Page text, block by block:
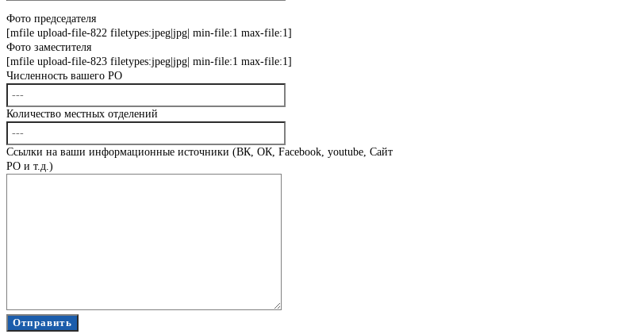
Фото председателя
[mfile upload-file-822 filetypes:jpeg|jpg| min-file:1 max-file:1]
Фото заместителя
[mfile upload-file-823 filetypes:jpeg|jpg| min-file:1 max-file:1]
Численность вашего РО
Количество местных отделений
Ссылки на ваши информационные источники (ВК, ОК, Facebook, youtube, Сайт
РО и т.д.)